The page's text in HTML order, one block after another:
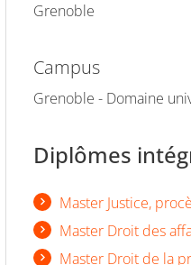
Grenoble
Campus
Grenoble - Domaine
Diplômes
Master Justice,
Master Droit des
Master Droit de la